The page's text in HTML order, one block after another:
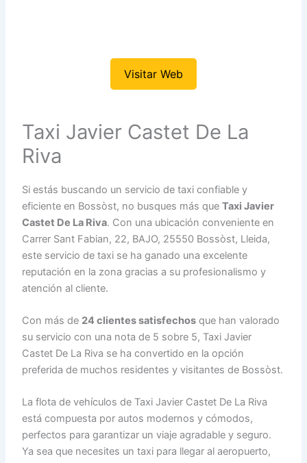
Visitar Web
Taxi Javier Castet De La
Riva
Si estás buscando un servicio de taxi confiable y
eficiente en Bossòst, no busques más queTaxi Javier
Castet De La Riva. Con una ubicación conveniente en
Carrer Sant Fabian, 22, BAJO, 25550 Bossòst, Lleida,
este servicio de taxi se ha ganado una excelente
reputación en la zona gracias a su profesionalismo y
atención al cliente.
Con más de 24 clientes satisfechos que han valorado
su servicio con una nota de 5 sobre 5, Taxi Javier
Castet De La Riva se ha convertido en la opción
preferida de muchos residentes y visitantes de Bossòst.
La flota de vehículos de Taxi Javier Castet De La Riva
está compuesta por autos modernos y cómodos,
perfectos para garantizar un viaje agradable y seguro.
Ya sea que necesites un taxi para llegar al aeropuerto,